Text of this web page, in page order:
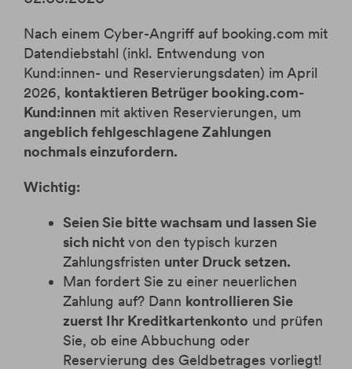
Buchungsreklamation
Anträge/Bestätigungen/Änderungen
Depotzusatz: Familiendepot
Themenfonds
Fondssparen
ETF Sparplan
ETFs und ETCs
Zeichnung nicht mehr möglich
Anleihe 2.80% 2025-2035
Zeichnung nicht mehr möglich
Anleihe 3.10% 2024-2034
Zeichnung nicht mehr möglich
Anleihe 3.70% 2023-2033
Anleihe 3,75% 2023-2026
Pensionsvorsorge
Absicherung Kredit
eBanking Broker
Informationsblatt zur 2. Aktionärsrechte-
Richtlinie
Informationen zu Wertpapieren
Tipps für Anfänger
Jugendsparen
Fondssparen
ETF Sparplan
Bausparen
start:bausparkasse
BAWAG Banking App
Services
3D Secure
Apple Pay
Google Pay
Buchungsreklamation
FAQ
Login
Filialfinder
Hilfe
Markets
Nach einem Cyber-Angriff auf booking.com mit
Datendiebstahl (inkl. Entwendung von
Kund:innen- und Reservierungsdaten) im April
2026, kontaktieren Betrüger booking.com-
Kund:innen mit aktiven Reservierungen, um
angeblich fehlgeschlagene Zahlungen
nochmals einzufordern.
Wichtig:
Seien Sie bitte wachsam und lassen Sie
sich nicht von den typisch kurzen
Zahlungsfristen unter Druck setzen.
Man fordert Sie zu einer neuerlichen
Zahlung auf? Dann kontrollieren Sie
zuerst Ihr Kreditkartenkonto und prüfen
Sie, ob eine Abbuchung oder
Reservierung des Geldbetrages vorliegt!